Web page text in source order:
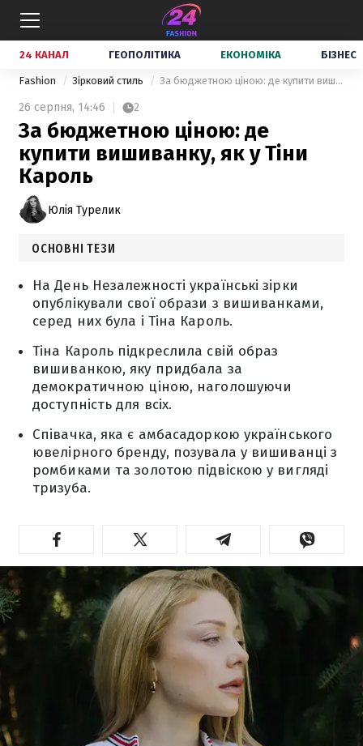
24 КАНАЛ ГЕОПОЛІТИКА ЕКОНОМІКА БІЗНЕС
Fashion Зірковий стиль За бюджетною ціною: де купити вишиванку, як у Тіни Кароль
26 серпня, 14:46 2
За бюджетною ціною: де
купити вишиванку, як у Тіни
Кароль
Юлія Турелик
ОСНОВНІ ТЕЗИ
На День Незалежності українські зірки
опублікували свої образи з вишиванками,
серед них була і Тіна Кароль.
Тіна Кароль підкреслила свій образ
вишиванкою, яку придбала за
демократичною ціною, наголошуючи
доступність для всіх.
Співачка, яка є амбасадоркою українського
ювелірного бренду, позувала у вишиванці з
ромбиками та золотою підвіскою у вигляді
тризуба.